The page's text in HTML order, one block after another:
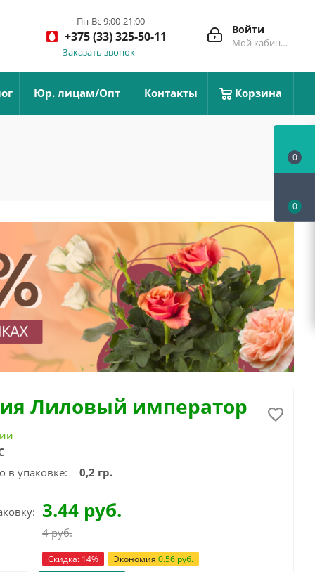
Войти
Мой кабинет
Пн-Вс 9:00-21:00
+375 (33) 325-50-11
Заказать звонок
Юр. лицам/Опт Контакты Корзина
Лиловый император
в упаковке:
0,2 гр.
3.44 руб.
4руб.
Скидка: 14% Экономия 0.56 руб.
0
0